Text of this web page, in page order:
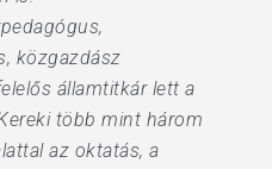
közgazdász
államtitkár lett a
több mint három
az oktatás, a